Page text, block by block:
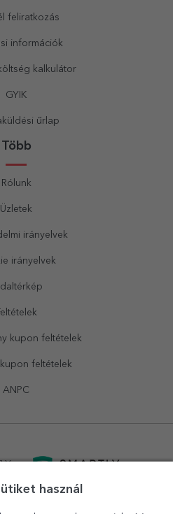
feliratkozás
információk
kalkulátor
GYIK
űrlap
Több
Rólunk
Üzletek
irányelvek
irányelvek
kupon feltételek
feltételek
ANPC
használ